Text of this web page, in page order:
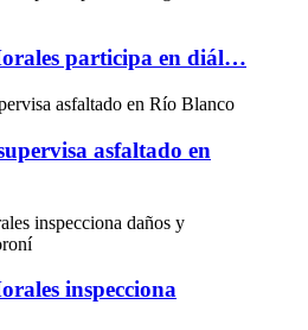
participa en diál…
asfaltado en
inspecciona